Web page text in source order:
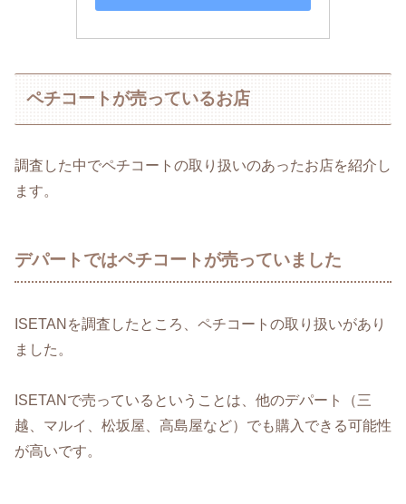
ペチコートが売っているお店
調査した中でペチコートの取り扱いのあったお店を紹介し
ます。
デパートではペチコートが売っていました
ISETANを調査したところ、ペチコートの取り扱いがあり
ました。
ISETANで売っているということは、他のデパート（三
越、マルイ、松坂屋、高島屋など）でも購入できる可能性
が高いです。